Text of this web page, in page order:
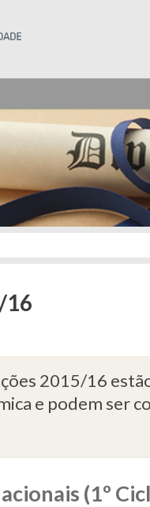
16
2015/16
e podem ser
(1º